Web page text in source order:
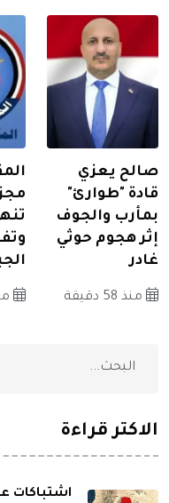
صالح يعزي
قادة "طوارئ"
بمأرب والجوف
إثر هجوم حوثي
غادر
منذ 58 دقيقة
الاكثر قراءة
اشتباكات